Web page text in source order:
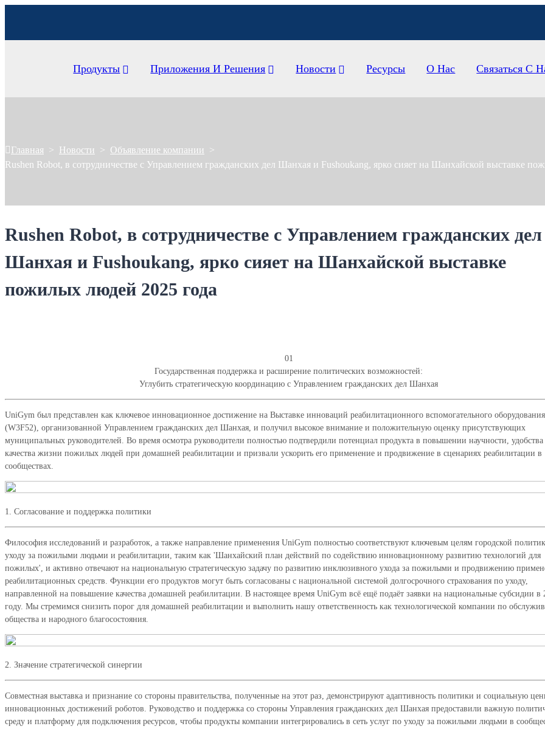
Продукты Приложения И Решения Новости Ресурсы О Нас Связаться С
Главная > Новости > Объявление компании >
Rushen Robot, в сотрудничестве с Управлением гражданских дел Шанхая и Fushoukang, ярко сияет на Шанхайской выставке
Rushen Robot, в сотрудничестве с Управлением гражданских дел
Шанхая и Fushoukang, ярко сияет на Шанхайской выставке
пожилых людей 2025 года
01
Государственная поддержка и расширение политических возможностей:
Углубить стратегическую координацию с Управлением гражданских дел Шанхая
UniGym был представлен как ключевое инновационное достижение на Выставке инноваций реабилитационного вспомогательного оборудования
(W3F52), организованной Управлением гражданских дел Шанхая, и получил высокое внимание и положительную оценку присутствующих
муниципальных руководителей. Во время осмотра руководители полностью подтвердили потенциал продукта в повышении научности, удобства
качества жизни пожилых людей при домашней реабилитации и призвали ускорить его применение и продвижение в сценариях реабилитации в
сообществах.
1. Согласование и поддержка политики
Философия исследований и разработок, а также направление применения UniGym полностью соответствуют ключевым целям городской
уходу за пожилыми людьми и реабилитации, таким как 'Шанхайский план действий по содействию инновационному развитию технологий для
пожилых', и активно отвечают на национальную стратегическую задачу по развитию инклюзивного ухода за пожилыми и продвижению
реабилитационных средств. Функции его продуктов могут быть согласованы с национальной системой долгосрочного страхования по уходу,
направленной на повышение качества домашней реабилитации. В настоящее время UniGym всё ещё подаёт заявки на национальные субсидии в
году. Мы стремимся снизить порог для домашней реабилитации и выполнить нашу ответственность как технологической компании по
общества и народного благосостояния.
2. Значение стратегической синергии
Совместная выставка и признание со стороны правительства, полученные на этот раз, демонстрируют адаптивность политики и социальную
инновационных достижений роботов. Руководство и поддержка со стороны Управления гражданских дел Шанхая предоставили важную
среду и платформу для подключения ресурсов, чтобы продукты компании интегрировались в сеть услуг по уходу за пожилыми людьми в